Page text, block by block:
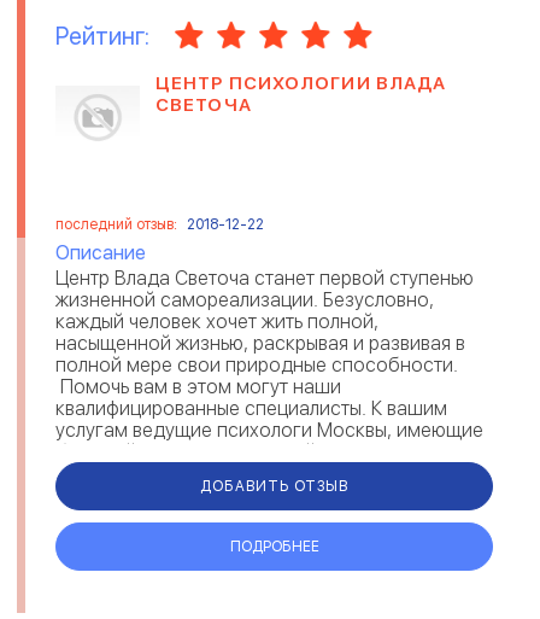
Рейтинг:
ЦЕНТР ПСИХОЛОГИИ ВЛАДА
СВЕТОЧА
последний отзыв: 2018-12-22
Описание
Центр Влада Светоча станет первой ступенью
жизненной самореализации. Безусловно,
каждый человек хочет жить полной,
насыщенной жизнью, раскрывая и развивая в
полной мере свои природные способности.
Помочь вам в этом могут наши
квалифицированные специалисты. К вашим
услугам ведущие психологи Москвы, имеющие
большой опыт консультаций по решению раз...
ДОБАВИТЬ ОТЗЫВ
ПОДРОБНЕЕ